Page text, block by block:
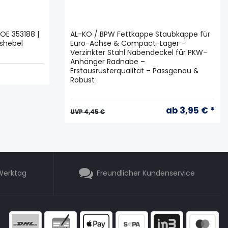
353188 |
AL-KO / BPW Fettkappe Staubkappe für
Euro-Achse & Compact-Lager –
Verzinkter Stahl Nabendeckel für PKW-
Anhänger Radnabe –
Erstausrüsterqualität – Passgenau &
Robust
UVP 4,45 € ab 3,95 € *
Freundlicher Kundenservice